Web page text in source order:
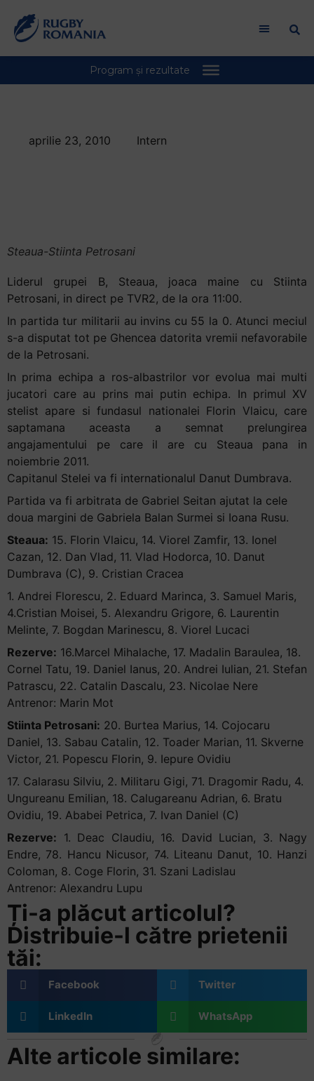
aprilie 23, 2010 Intern
Steaua-Stiinta Petrosani
Liderul grupei B, Steaua, joaca maine cu Stiinta
Petrosani, in direct pe TVR2, de la ora 11:00.
In partida tur militarii au invins cu 55 la 0. Atunci meciul
s-a disputat tot pe Ghencea datorita vremii nefavorabile
de la Petrosani.
In prima echipa a ros-albastrilor vor evolua mai multi
jucatori care au prins mai putin echipa. In primul XV
stelist apare si fundasul nationalei Florin Vlaicu, care
saptamana aceasta a semnat prelungirea
angajamentului pe care il are cu Steaua pana in
noiembrie 2011.
Capitanul Stelei va fi internationalul Danut Dumbrava.
Partida va fi arbitrata de Gabriel Seitan ajutat la cele
doua margini de Gabriela Balan Surmei si Ioana Rusu.
Steaua: 15. Florin Vlaicu, 14. Viorel Zamfir, 13. Ionel
Cazan, 12. Dan Vlad, 11. Vlad Hodorca, 10. Danut
Dumbrava (C), 9. Cristian Cracea
1. Andrei Florescu, 2. Eduard Marinca, 3. Samuel Maris,
4.Cristian Moisei, 5. Alexandru Grigore, 6. Laurentin
Melinte, 7. Bogdan Marinescu, 8. Viorel Lucaci
Rezerve: 16.Marcel Mihalache, 17. Madalin Baraulea, 18.
Cornel Tatu, 19. Daniel Ianus, 20. Andrei Iulian, 21. Stefan
Patrascu, 22. Catalin Dascalu, 23. Nicolae Nere
Antrenor: Marin Mot
Stiinta Petrosani: 20. Burtea Marius, 14. Cojocaru
Daniel, 13. Sabau Catalin, 12. Toader Marian, 11. Skverne
Victor, 21. Popescu Florin, 9. Iepure Ovidiu
17. Calarasu Silviu, 2. Militaru Gigi, 71. Dragomir Radu, 4.
Ungureanu Emilian, 18. Calugareanu Adrian, 6. Bratu
Ovidiu, 19. Ababei Petrica, 7. Ivan Daniel (C)
Rezerve: 1. Deac Claudiu, 16. David Lucian, 3. Nagy
Endre, 78. Hancu Nicusor, 74. Liteanu Danut, 10. Hanzi
Coloman, 8. Coge Florin, 31. Szani Ladislau
Antrenor: Alexandru Lupu
Ți-a plăcut articolul?
Distribuie-l către prietenii
tăi:
Facebook Twitter
LinkedIn WhatsApp
Alte articole similare: